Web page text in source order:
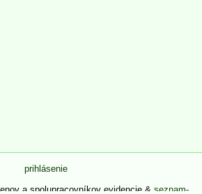
prihlásenie
a spolupracovníkov evidencie & seznam-